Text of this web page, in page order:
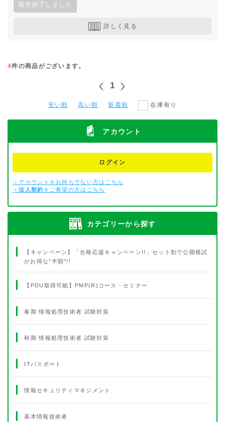
販売終了しました
詳しく見る
4件の商品がございます。
1
安い順 高い順 新着順 在庫有り
アカウント
ログイン
＞アカウントをお持ちでない方はこちら
＞法人契約 をご希望の方はこちら
カテゴリーから探す
【キャンペーン】「合格応援キャンペーン!!」セット割で公開模試
がお得な"半額"!!
【PDU取得可能】PMP(R)コース・セミナー
春期 情報処理技術者 試験対策
秋期 情報処理技術者 試験対策
ITパスポート
情報セキュリティマネジメント
基本情報技術者